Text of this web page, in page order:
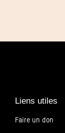
Liens utiles
Faire un don